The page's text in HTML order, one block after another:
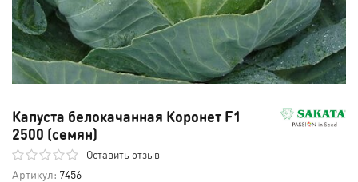
Капуста белокачанная Коронет F1
2500 (семян)
Оставить отзыв
Артикул: 7456